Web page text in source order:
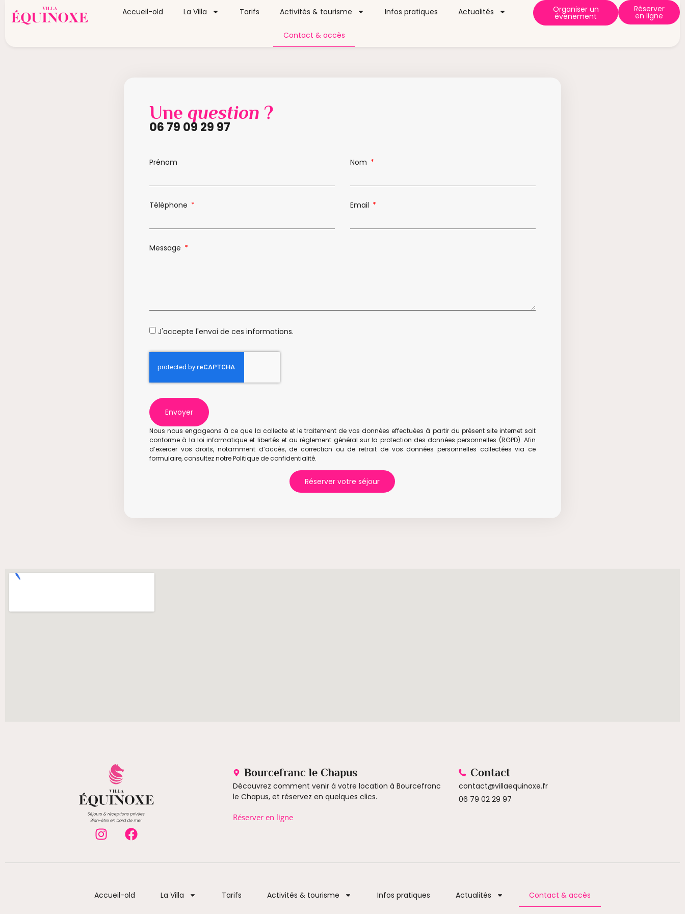
Accueil-old La Villa Tarifs Activités & tourisme Infos pratiques Actualités
Contact & accès
Organiser un
évènement
Réserver
en ligne
Une question ?
06 79 09 29 97
Prénom Nom
Téléphone Email
Message
J'accepte l'envoi de ces informations.
Envoyer
Nous nous engageons à ce que la collecte et le traitement de vos données effectuées à partir du présent site internet soit
conforme à la loi informatique et libertés et au règlement général sur la protection des données personnelles (RGPD). Afin
d’exercer vos droits, notamment d’accès, de correction ou de retrait de vos données personnelles collectées via ce
formulaire, consultez notre Politique de confidentialité.
Réserver votre séjour
Bourcefranc le Chapus
Découvrez comment venir à votre location à Bourcefranc
le Chapus, et réservez en quelques clics.
Réserver en ligne
Contact
contact@villaequinoxe.fr
06 79 02 29 97
Accueil-old La Villa Tarifs Activités & tourisme Infos pratiques Actualités Contact & accès